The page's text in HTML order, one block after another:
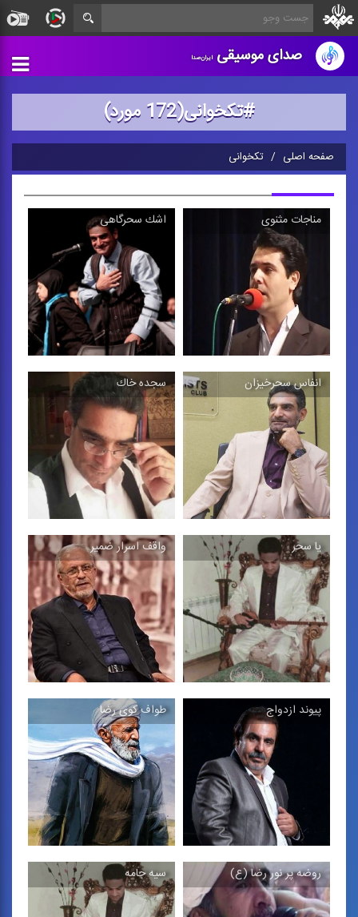
صدای موسیقیایران‌صدا
#تکخوانی(172 مورد)
صفحه اصلی تکخوانی
مناجات مثنوی
مناجات مثنوی
آواز عرفانی با مضمون ماه
مبارك رمضان
اشك سحرگاهی
اشك سحرگاهی
آواز در فضای موسیقی
دستگاهی
انفاس سحرخیزان
انفاس سحرخیزان
آواز در فضای موسیقی
دستگاهی
سجده خاك
سجده خاك
آواز در فضای موسیقی
دستگاهی
یا سحر
یا سحر
آواز در فضای موسیقی
دستگاهی
واقف اسرار ضمیر
واقف اسرار ضمیر
آواز با مضمون عرفانی و
بدون همراهی ساز
پیوند ازدواج
پیوند ازدواج
طواف كوی رضا
طواف كوی رضا
روضه پر نور رضا (ع) سیه جامه